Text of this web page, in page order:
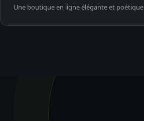
Une boutique en ligne élégante et poétique